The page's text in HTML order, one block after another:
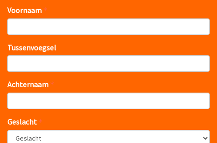
Voornaam
Tussenvoegsel
Achternaam
Geslacht